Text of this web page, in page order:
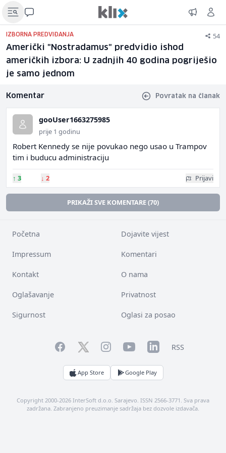
IZBORNA PREDVIĐANJA 54
Američki "Nostradamus" predvidio ishod
američkih izbora: U zadnjih 40 godina pogriješio
je samo jednom
Komentar Povratak na članak
gooUser1663275985
prije 1 godinu
Robert Kennedy se nije povukao nego usao u Trampov
tim i buducu administraciju
↑ 3 ↓ 2 Prijavi
PRIKAŽI SVE KOMENTARE (70)
Početna Dojavite vijest
Impressum Komentari
Kontakt O nama
Oglašavanje Privatnost
Sigurnost Oglasi za posao
FacebookTwitterInstagramYouTubeLinkedInRSS
App Store Google Play
Copyright 2000-2026 InterSoft d.o.o. Sarajevo. ISSN 2566-3771. Sva prava
zadržana. Zabranjeno preuzimanje sadržaja bez dozvole izdavača.